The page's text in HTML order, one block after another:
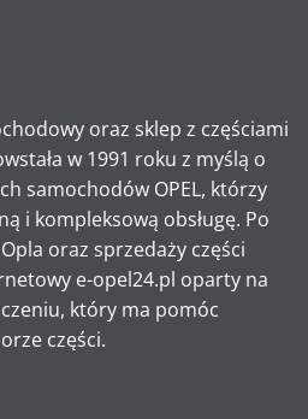
oraz sklep z częściami
w 1991 roku z myślą o
samochodów OPEL, którzy
i kompleksową obsługę. Po
oraz sprzedaży części
e-opel24.pl oparty na
który ma pomóc
części.